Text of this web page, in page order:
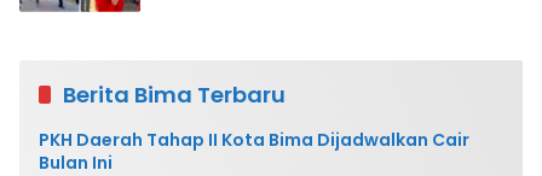
Berita Bima Terbaru
PKH Daerah Tahap II Kota Bima Dijadwalkan Cair
Bulan Ini